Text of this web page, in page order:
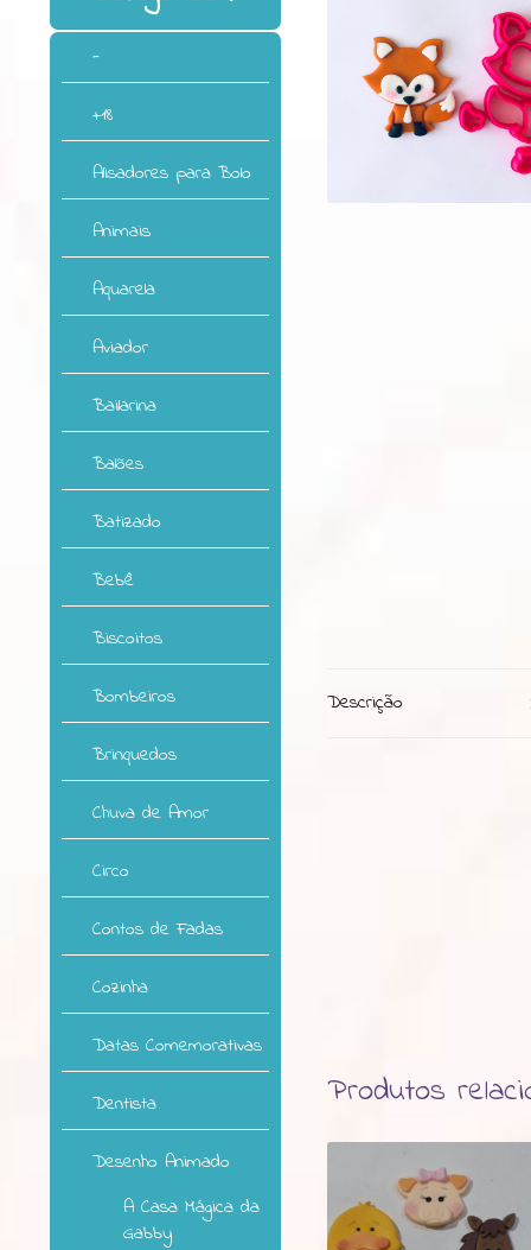
Descrição
Produtos
-
+18
Alisadores para Bolo
Animais
Aquarela
Aviador
Bailarina
Balões
Batizado
Bebê
Biscoitos
Bombeiros
Brinquedos
Chuva de Amor
Circo
Contos de Fadas
Cozinha
Datas Comemorativas
Dentista
Desenho Animado
A Casa Mágica da
Gabby